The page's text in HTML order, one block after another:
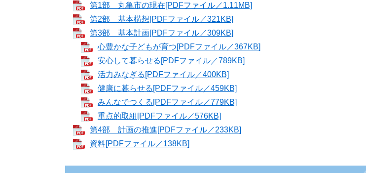
第1部 丸亀市の現在[PDFファイル／1.11MB]
第2部 基本構想[PDFファイル／321KB]
第3部 基本計画[PDFファイル／309KB]
心豊かな子どもが育つ[PDFファイル／367KB]
安心して暮らせる[PDFファイル／789KB]
活力みなぎる[PDFファイル／400KB]
健康に暮らせる[PDFファイル／459KB]
みんなでつくる[PDFファイル／779KB]
重点的取組[PDFファイル／576KB]
第4部 計画の推進[PDFファイル／233KB]
資料[PDFファイル／138KB]